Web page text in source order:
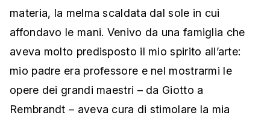
materia, la melma scaldata dal sole in cui
affondavo le mani. Venivo da una famiglia che
aveva molto predisposto il mio spirito all’arte:
mio padre era professore e nel mostrarmi le
opere dei grandi maestri – da Giotto a
Rembrandt – aveva cura di stimolare la mia